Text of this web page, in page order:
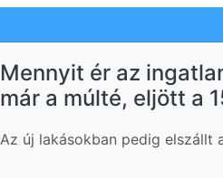
Mennyit ér az
már a múlté, eljött a
Az új lakásokban pedig elszállt